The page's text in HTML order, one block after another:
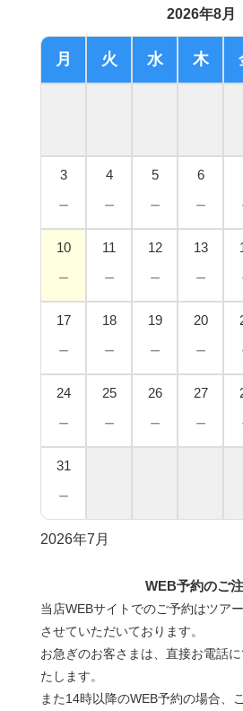
WEB予約のご
当店WEBサイトでのご予約はツア
させていただいております。
お急ぎのお客さまは、直接お電話
たします。
また14時以降のWEB予約の場合、
2026年8月
月 火 水 木
3
－
4
－
5
－
6
－
10
－
11
－
12
－
13
－
17
－
18
－
19
－
20
－
24
－
25
－
26
－
27
－
31
－
2026年7月